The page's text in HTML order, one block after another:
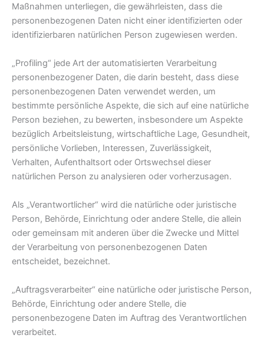
Maßnahmen unterliegen, die gewährleisten, dass die
personenbezogenen Daten nicht einer identifizierten oder
identifizierbaren natürlichen Person zugewiesen werden.
„Profiling“ jede Art der automatisierten Verarbeitung
personenbezogener Daten, die darin besteht, dass diese
personenbezogenen Daten verwendet werden, um
bestimmte persönliche Aspekte, die sich auf eine natürliche
Person beziehen, zu bewerten, insbesondere um Aspekte
bezüglich Arbeitsleistung, wirtschaftliche Lage, Gesundheit,
persönliche Vorlieben, Interessen, Zuverlässigkeit,
Verhalten, Aufenthaltsort oder Ortswechsel dieser
natürlichen Person zu analysieren oder vorherzusagen.
Als „Verantwortlicher“ wird die natürliche oder juristische
Person, Behörde, Einrichtung oder andere Stelle, die allein
oder gemeinsam mit anderen über die Zwecke und Mittel
der Verarbeitung von personenbezogenen Daten
entscheidet, bezeichnet.
„Auftragsverarbeiter“ eine natürliche oder juristische Person,
Behörde, Einrichtung oder andere Stelle, die
personenbezogene Daten im Auftrag des Verantwortlichen
verarbeitet.